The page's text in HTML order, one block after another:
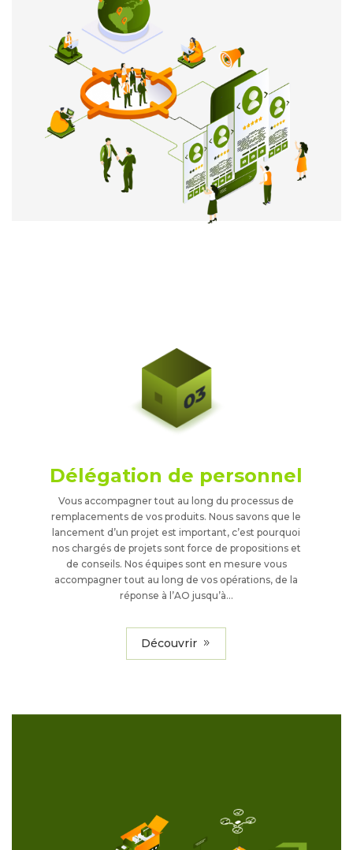
Délégation de personnel
Vous accompagner tout au long du processus de
remplacements de vos produits. Nous savons que le
lancement d’un projet est important, c’est pourquoi
nos chargés de projets sont force de propositions et
de conseils. Nos équipes sont en mesure vous
accompagner tout au long de vos opérations, de la
réponse à l’AO jusqu’à…
Découvrir